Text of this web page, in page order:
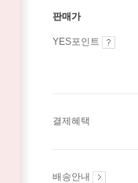
판매가
YES포인트
결제혜택
배송안내